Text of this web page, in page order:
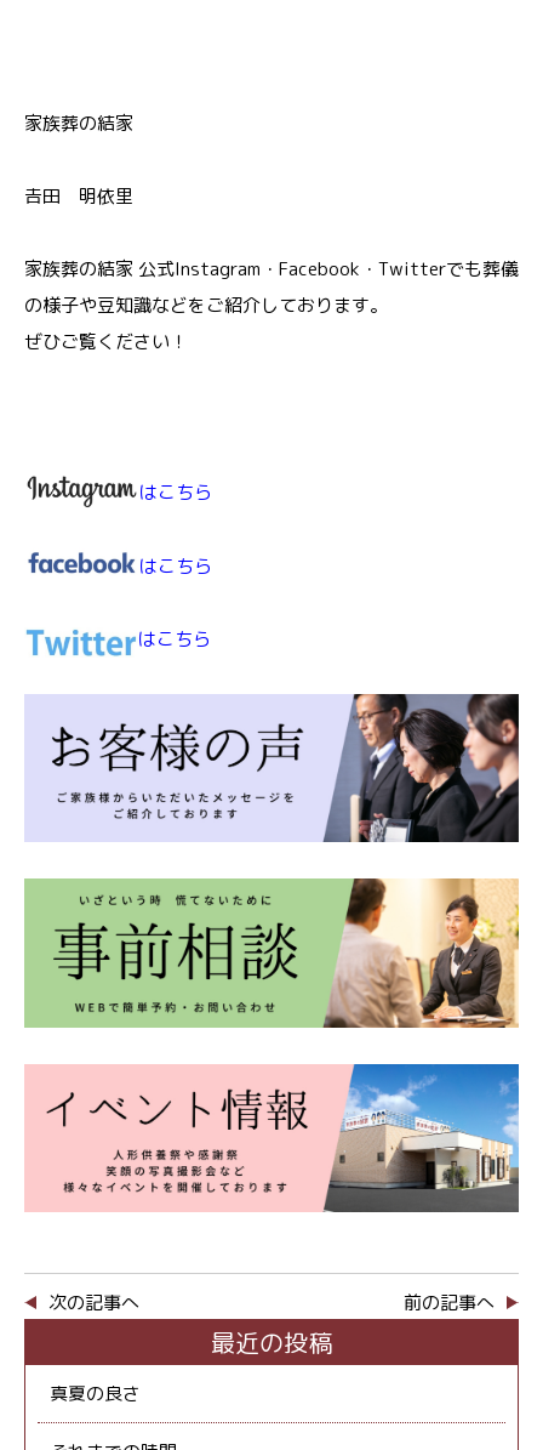
家族葬の結家
𠮷田 明依里
家族葬の結家 公式Instagram・Facebook・Twitterでも葬儀
の様子や豆知識などをご紹介しております。
ぜひご覧ください！
はこちら
はこちら
はこちら
次の記事へ 前の記事へ
最近の投稿
真夏の良さ